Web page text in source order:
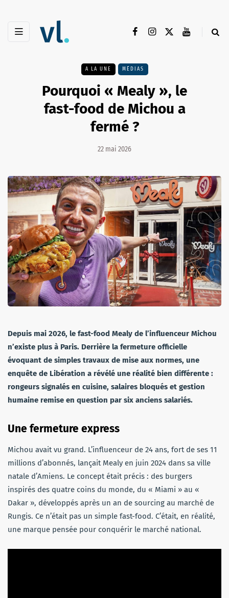
A LA UNE MÉDIAS
Pourquoi « Mealy », le
fast-food de Michou a
fermé ?
22 mai 2026
Depuis mai 2026, le fast-food Mealy de l’influenceur Michou
n’existe plus à Paris. Derrière la fermeture officielle
évoquant de simples travaux de mise aux normes, une
enquête de Libération a révélé une réalité bien différente :
rongeurs signalés en cuisine, salaires bloqués et gestion
humaine remise en question par six anciens salariés.
Une fermeture express
Michou avait vu grand. L’influenceur de 24 ans, fort de ses 11
millions d’abonnés, lançait Mealy en juin 2024 dans sa ville
natale d’Amiens. Le concept était précis : des burgers
inspirés des quatre coins du monde, du « Miami » au «
Dakar », développés après un an de sourcing au marché de
Rungis. Ce n’était pas un simple fast-food. C’était, en réalité,
une marque pensée pour conquérir le marché national.